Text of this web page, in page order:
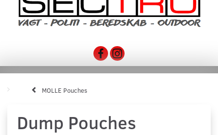
MOLLE Pouches
Dump Pouches